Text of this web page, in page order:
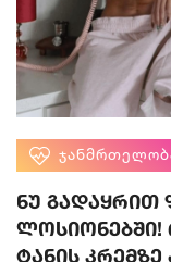
ნუ გადაყრით
ლოსიონებში!
ტანის